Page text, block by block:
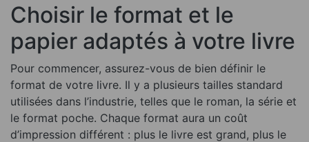
Choisir le format et le
papier adaptés à votre livre
Pour commencer, assurez-vous de bien définir le
format de votre livre. Il y a plusieurs tailles standard
utilisées dans l’industrie, telles que le roman, la série et
le format poche. Chaque format aura un coût
d’impression différent : plus le livre est grand, plus le